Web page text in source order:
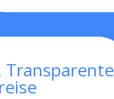
Transparente